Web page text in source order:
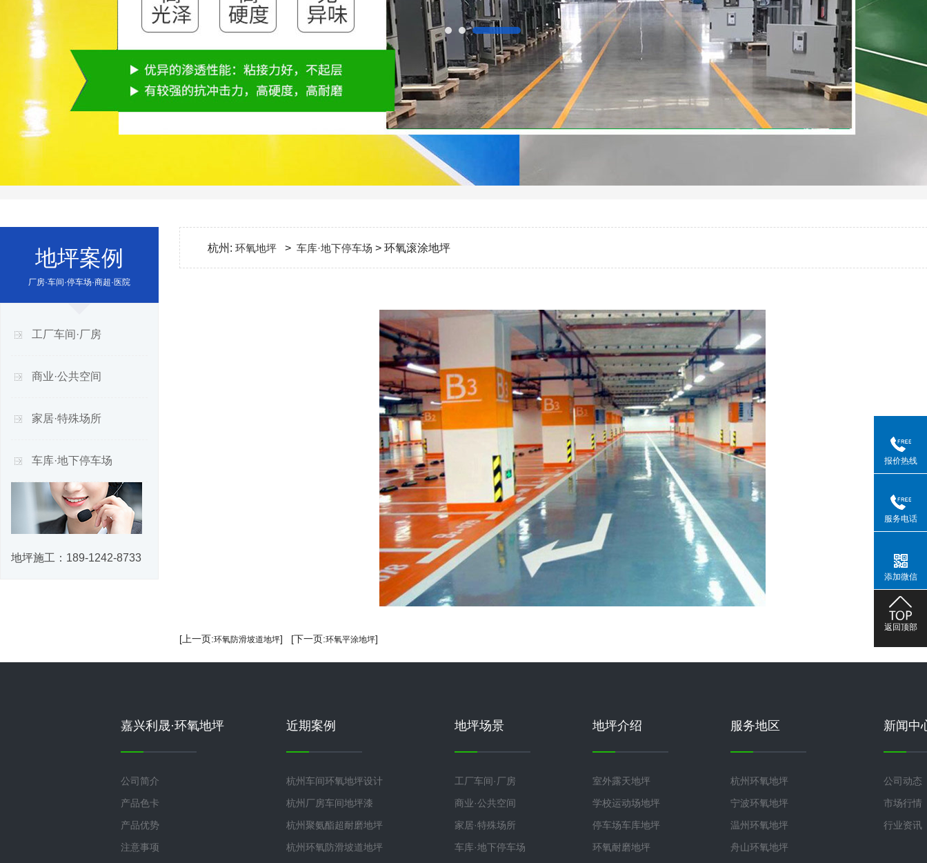
地坪案例
厂房·车间·停车场·商超·医院
工厂车间·厂房
商业·公共空间
家居·特殊场所
车库·地下停车场
地坪施工： 189-1242-8733
杭州: 环氧地坪 > 车库·地下停车场 > 环氧滚涂地坪
[上一页:环氧防滑坡道地坪] [下一页:环氧平涂地坪]
嘉兴利晟·环氧地坪
公司简介
产品色卡
产品优势
注意事项
近期案例
杭州车间环氧地坪设计
杭州厂房车间地坪漆
杭州聚氨酯超耐磨地坪
杭州环氧防滑坡道地坪
地坪场景
工厂车间·厂房
商业·公共空间
家居·特殊场所
车库·地下停车场
地坪介绍
室外露天地坪
学校运动场地坪
停车场车库地坪
环氧耐磨地坪
服务地区
杭州环氧地坪
宁波环氧地坪
温州环氧地坪
舟山环氧地坪
新闻中
公司动态
市场行情
行业资讯
报价热线
服务电话
添加微信
返回顶部